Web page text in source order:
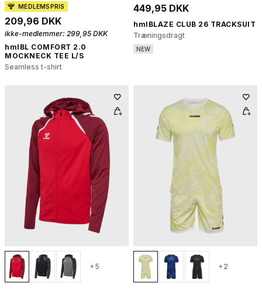
MEDLEMSPRIS
209,96 DKK
ikke-medlemmer: 299,95 DKK
hmlBL COMFORT 2.0
MOCKNECK TEE L/S
Seamless t-shirt
449,95 DKK
hmlBLAZE CLUB 26 TRACKSUIT
Træningsdragt
NEW
+5 +2